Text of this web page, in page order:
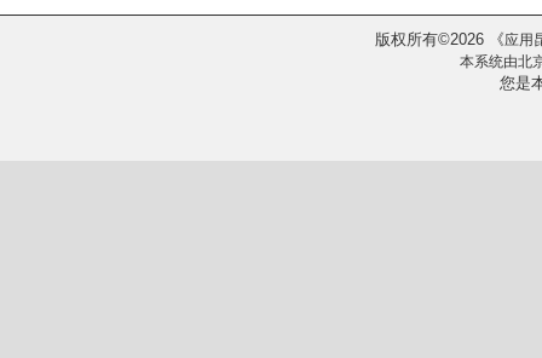
版权所有©2026 《应用
本系统由北
您是